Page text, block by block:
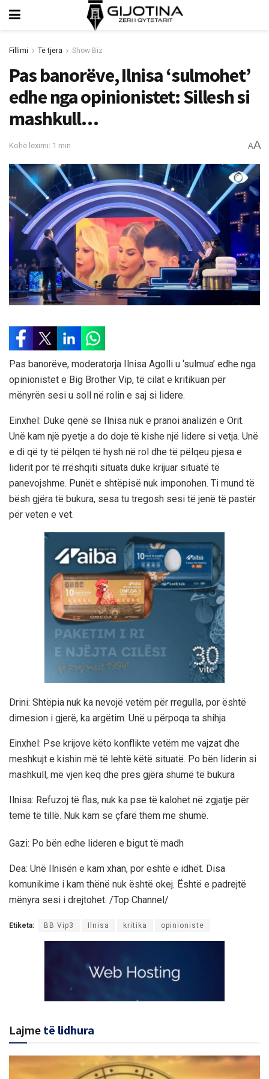
Fillimi Të tjera Show Biz
Pas banorëve, Ilnisa ‘sulmohet’
edhe nga opinionistet: Sillesh si
mashkull…
Kohë leximi: 1 min AA
Pas banorëve, moderatorja Ilnisa Agolli u ‘sulmua’ edhe nga
opinionistet e Big Brother Vip, të cilat e kritikuan për
mënyrën sesi u soll në rolin e saj si lidere.
Einxhel: Duke qenë se Ilnisa nuk e pranoi analizën e Orit.
Unë kam një pyetje a do doje të kishe një lidere si vetja. Unë
e di që ty të pëlqen të hysh në rol dhe të pëlqeu pjesa e
liderit por të rrëshqiti situata duke krijuar situatë të
panevojshme. Punët e shtëpisë nuk imponohen. Ti mund të
bësh gjëra të bukura, sesa tu tregosh sesi të jenë të pastër
për veten e vet.
Drini: Shtëpia nuk ka nevojë vetëm për rregulla, por është
dimesion i gjerë, ka argëtim. Unë u përpoqa ta shihja
Einxhel: Pse krijove këto konflikte vetëm me vajzat dhe
meshkujt e kishin më të lehtë këtë situatë. Po bën liderin si
mashkull, më vjen keq dhe pres gjëra shumë të bukura
Ilnisa: Refuzoj të flas, nuk ka pse të kalohet në zgjatje për
temë të tillë. Nuk kam se çfarë them me shumë.
Gazi: Po bën edhe lideren e bigut të madh
Dea: Unë Ilnisën e kam xhan, por eshtë e idhët. Disa
komunikime i kam thënë nuk është okej. Është e padrejtë
mënyra sesi i drejtohet. /Top Channel/
Etiketa: BB Vip3 Ilnisa kritika opinioniste
Lajme të lidhura